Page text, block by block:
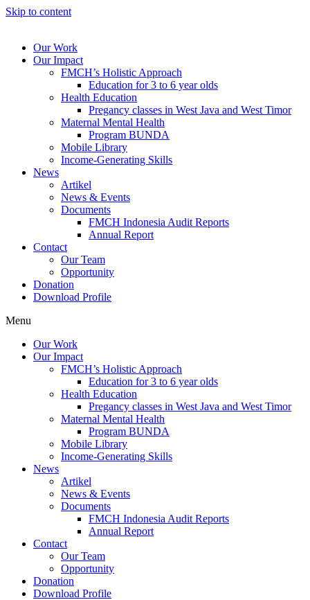
Skip to content
Our Work
Our Impact
FMCH’s Holistic Approach
Education for 3 to 6 year olds
Health Education
Pregancy classes in West Java and West Timor
Maternal Mental Health
Program BUNDA
Mobile Library
Income-Generating Skills
News
Artikel
News & Events
Documents
FMCH Indonesia Audit Reports
Annual Report
Contact
Our Team
Opportunity
Donation
Download Profile
Menu
Our Work
Our Impact
FMCH’s Holistic Approach
Education for 3 to 6 year olds
Health Education
Pregancy classes in West Java and West Timor
Maternal Mental Health
Program BUNDA
Mobile Library
Income-Generating Skills
News
Artikel
News & Events
Documents
FMCH Indonesia Audit Reports
Annual Report
Contact
Our Team
Opportunity
Donation
Download Profile